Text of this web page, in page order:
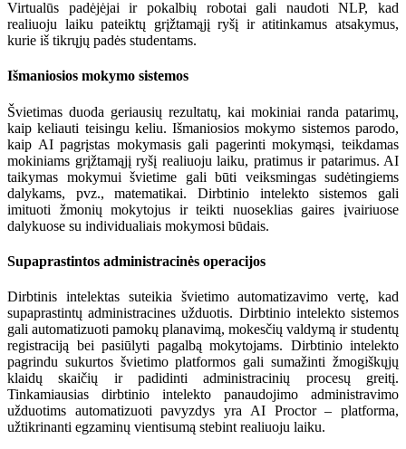
Virtualūs padėjėjai ir pokalbių robotai gali naudoti NLP, kad
realiuoju laiku pateiktų grįžtamąjį ryšį ir atitinkamus atsakymus,
kurie iš tikrųjų padės studentams.
Išmaniosios mokymo sistemos
Švietimas duoda geriausių rezultatų, kai mokiniai randa patarimų,
kaip keliauti teisingu keliu. Išmaniosios mokymo sistemos parodo,
kaip AI pagrįstas mokymasis gali pagerinti mokymąsi, teikdamas
mokiniams grįžtamąjį ryšį realiuoju laiku, pratimus ir patarimus. AI
taikymas mokymui švietime gali būti veiksmingas sudėtingiems
dalykams, pvz., matematikai. Dirbtinio intelekto sistemos gali
imituoti žmonių mokytojus ir teikti nuoseklias gaires įvairiuose
dalykuose su individualiais mokymosi būdais.
Supaprastintos administracinės operacijos
Dirbtinis intelektas suteikia švietimo automatizavimo vertę, kad
supaprastintų administracines užduotis. Dirbtinio intelekto sistemos
gali automatizuoti pamokų planavimą, mokesčių valdymą ir studentų
registraciją bei pasiūlyti pagalbą mokytojams. Dirbtinio intelekto
pagrindu sukurtos švietimo platformos gali sumažinti žmogiškųjų
klaidų skaičių ir padidinti administracinių procesų greitį.
Tinkamiausias dirbtinio intelekto panaudojimo administravimo
užduotims automatizuoti pavyzdys yra AI Proctor – platforma,
užtikrinanti egzaminų vientisumą stebint realiuoju laiku.